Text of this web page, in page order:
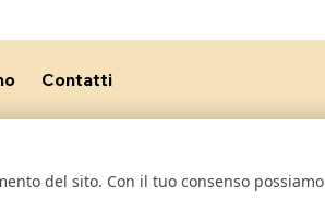
Contatti
del sito. Con il tuo consenso